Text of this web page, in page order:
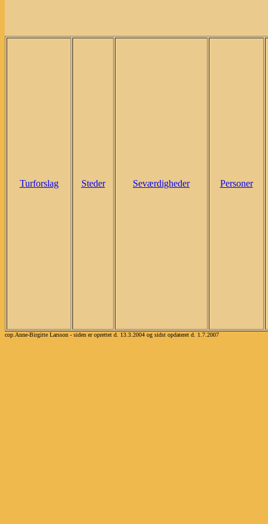
Turforslag Steder Seværdigheder Personer
cop.Anne-Birgitte Larsson - siden er oprettet d. 13.3.2004 og sidst opdateret d. 1.7.2007